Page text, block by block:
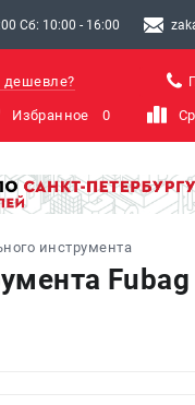
Сб: 10:00 - 16:00
Избранное 0
инструмента
Fubag